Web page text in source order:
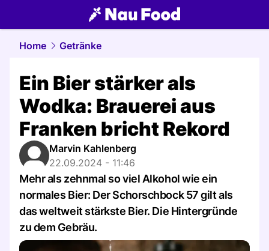
food.NAU.ch
Home Getränke
Ein Bier stärker als
Wodka: Brauerei aus
Franken bricht Rekord
Marvin Kahlenberg
22.09.2024 - 11:46
Mehr als zehnmal so viel Alkohol wie ein
normales Bier: Der Schorschbock 57 gilt als
das weltweit stärkste Bier. Die Hintergründe
zu dem Gebräu.